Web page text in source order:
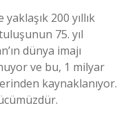
200 yıllık
75. yıl
dünya imajı
ve bu, 1 milyar
kaynaklanıyor.